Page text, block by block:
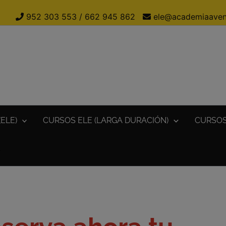
952 303 553 / 662 945 862
CURSOS ELE (LARGA DURACIÓN)